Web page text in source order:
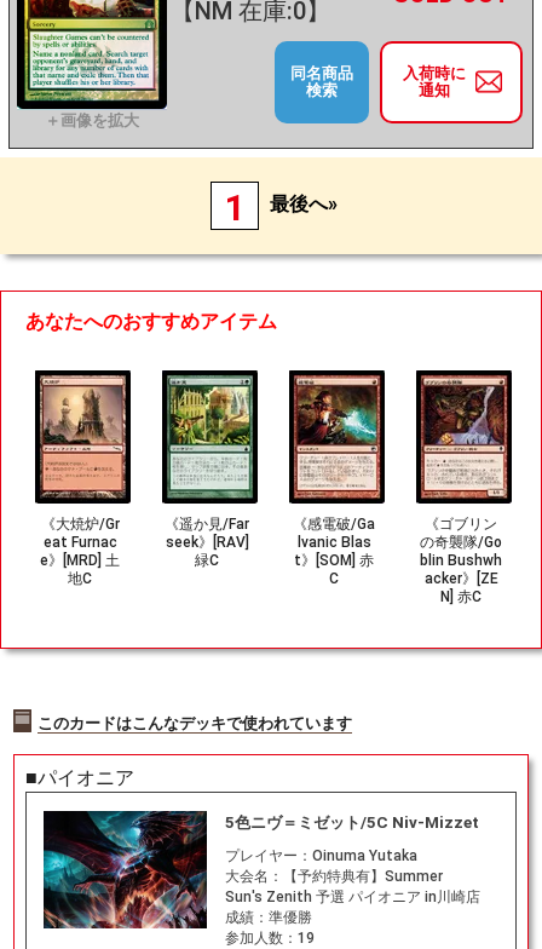
【NM 在庫:0】
入荷時に
通知
同名商品
検索
1 最後へ»
あなたへのおすすめアイテム
《大焼炉/Gr
eat Furnac
e》[MRD] 土
地C
《遥か見/Far
seek》[RAV]
緑C
《感電破/Ga
lvanic Blas
t》[SOM] 赤
C
《ゴブリン
の奇襲隊/Go
blin Bushwh
acker》[ZE
N] 赤C
このカードはこんなデッキで使われています
■パイオニア
5色ニヴ＝ミゼット/5C Niv-Mizzet
プレイヤー： Oinuma Yutaka
大会名：
【予約特典有】Summer
Sun's Zenith 予選 パイオニア in川崎店
成績： 準優勝
参加人数： 19